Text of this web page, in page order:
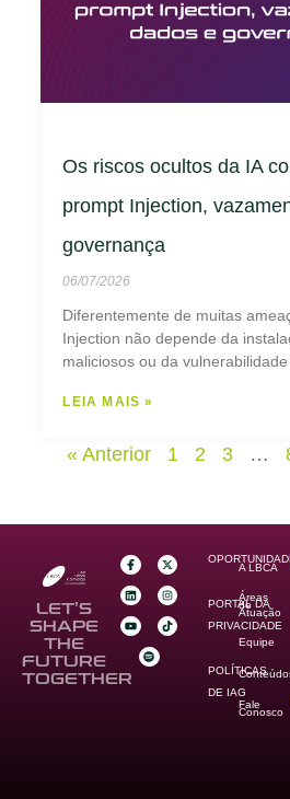
Os riscos ocultos da IA
prompt Injection,
governança
06/07/2026
Diferentemente de muitas
Injection não depende da
maliciosos ou da
LEIA MAIS »
« Anterior 1 2 3 …
LET’S
SHAPE
THE
FUTURE
TOGETHER
PORTAL DA
PRIVACIDADE
POLÍTICAS
DE IAG
A LBCA
Áreas
de
Atuação
Equipe
Fale
Conosco